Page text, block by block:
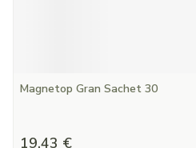
Magnetop Gran Sachet 30
19,43 €